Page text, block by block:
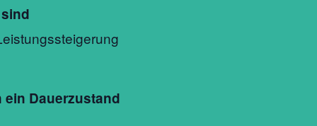
Dauerzustand